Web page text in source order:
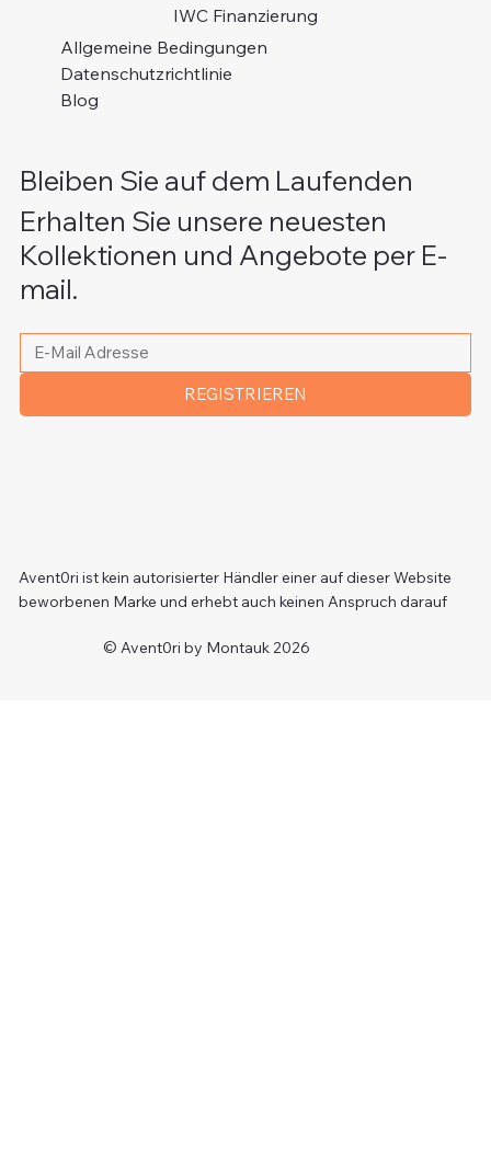
IWC Finanzierung
Allgemeine Bedingungen
Datenschutzrichtlinie
Blog
Bleiben Sie auf dem Laufenden
Erhalten Sie unsere neuesten
Kollektionen und Angebote per E-
mail.
REGISTRIEREN
© Avent0ri by Montauk 2026
Avent0ri ist kein autorisierter Händler einer auf dieser Website
beworbenen Marke und erhebt auch keinen Anspruch darauf